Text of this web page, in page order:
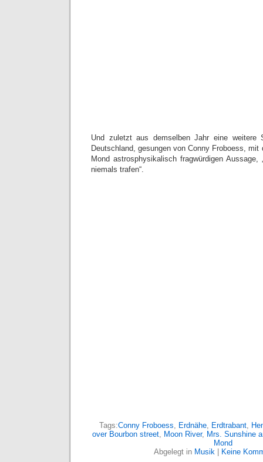
Und zuletzt aus demselben Jahr eine weitere
Deutschland, gesungen von Conny Froboess, mit
Mond astrosphysikalisch fragwürdigen
niemals trafen“.
Tags:Conny Froboess, Erdnähe, Erdtrabant,
over Bourbon street, Moon River, Mrs. Sunshine
Mond
Abgelegt in Musik| Keine